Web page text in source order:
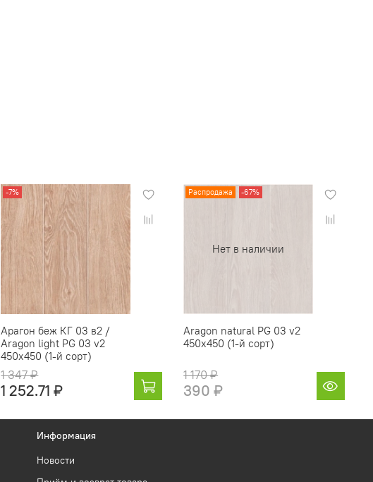
-7%
Арагон беж КГ 03 в2 /
Aragon light PG 03 v2
450х450 (1-й сорт)
1 347 ₽
1 252.71 ₽
Нет в наличии
Распродажа -67%
Aragon natural PG 03 v2
450х450 (1-й сорт)
1 170 ₽
390 ₽
Информация
Новости